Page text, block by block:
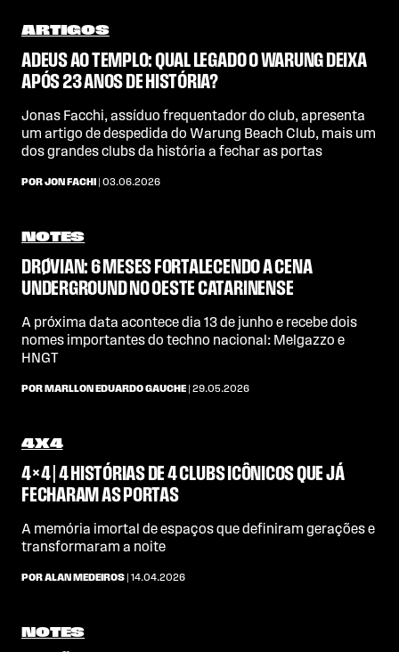
ARTIGOS
ADEUS AO TEMPLO: QUAL LEGADO O WARUNG DEIXA
APÓS 23 ANOS DE HISTÓRIA?
Jonas Facchi, assíduo frequentador do club, apresenta
um artigo de despedida do Warung Beach Club, mais um
dos grandes clubs da história a fechar as portas
POR JON FACHI | 03.06.2026
NOTES
DRØVIAN: 6 MESES FORTALECENDO A CENA
UNDERGROUND NO OESTE CATARINENSE
A próxima data acontece dia 13 de junho e recebe dois
nomes importantes do techno nacional: Melgazzo e
HNGT
POR MARLLON EDUARDO GAUCHE | 29.05.2026
4X4
4×4 | 4 HISTÓRIAS DE 4 CLUBS ICÔNICOS QUE JÁ
FECHARAM AS PORTAS
A memória imortal de espaços que definiram gerações e
transformaram a noite
POR ALAN MEDEIROS | 14.04.2026
NOTES